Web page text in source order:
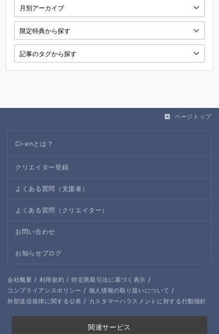
ページトップ
Ci-enとは？
クリエイター登録
よくある質問（支援者）
よくある質問（クリエイター）
お問い合わせ
お知らせブログ
会社概要 / 利用規約 / 特定商取引法に基づく表示 /
コンプライアンスポリシー / 個人情報の取り扱いについて /
外部送信規律に関する公表 / カスタマーハラスメントに対する行動指針
関連サービス